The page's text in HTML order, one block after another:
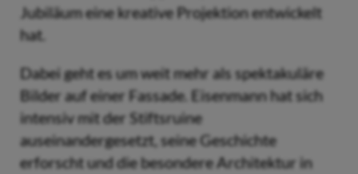
Jubiläum eine kreative Projektion entwickelt
hat.
Dabei geht es um weit mehr als spektakuläre
Bilder auf einer Fassade. Eisenmann hat sich
intensiv mit der Stiftsruine
auseinandergesetzt, seine Geschichte
erforscht und die besondere Architektur in